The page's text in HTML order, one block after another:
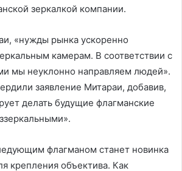
зеркалкой компании.
«нужды рынка ускоренно
камерам. В соответствии с
мы неуклонно направляем людей».
заявление Митараи, добавив,
делать будущие флагманские
флагманом станет новинка
крепления объектива. Как